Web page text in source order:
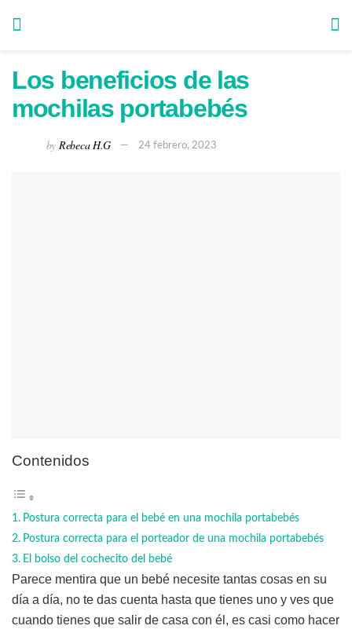
Los beneficios de las
mochilas portabebés
by Rebeca H.G 24 febrero, 2023
Contenidos
Postura correcta para el bebé en una mochila portabebés
Postura correcta para el porteador de una mochila portabebés
El bolso del cochecito del bebé
Parece mentira que un bebé necesite tantas cosas en su
día a día, no te das cuenta hasta que tienes uno y ves que
cuando tienes que salir de casa con él, es casi como hacer